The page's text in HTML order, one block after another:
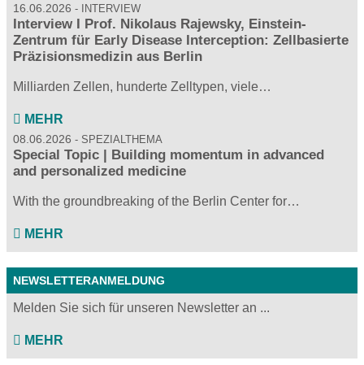
16.06.2026 INTERVIEW
Interview I Prof. Nikolaus Rajewsky, Einstein-
Zentrum für Early Disease Interception: Zellbasierte
Präzisionsmedizin aus Berlin
Milliarden Zellen, hunderte Zelltypen, viele…
MEHR
08.06.2026 SPEZIALTHEMA
Special Topic | Building momentum in advanced
and personalized medicine
With the groundbreaking of the Berlin Center for…
MEHR
NEWSLETTERANMELDUNG
Melden Sie sich für unseren Newsletter an ...
MEHR